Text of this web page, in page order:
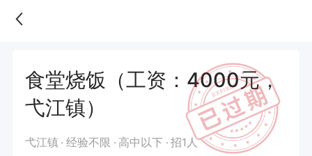
食堂烧饭（工资：4000元，
弋江镇）
弋江镇 经验不限 高中以下 招1人